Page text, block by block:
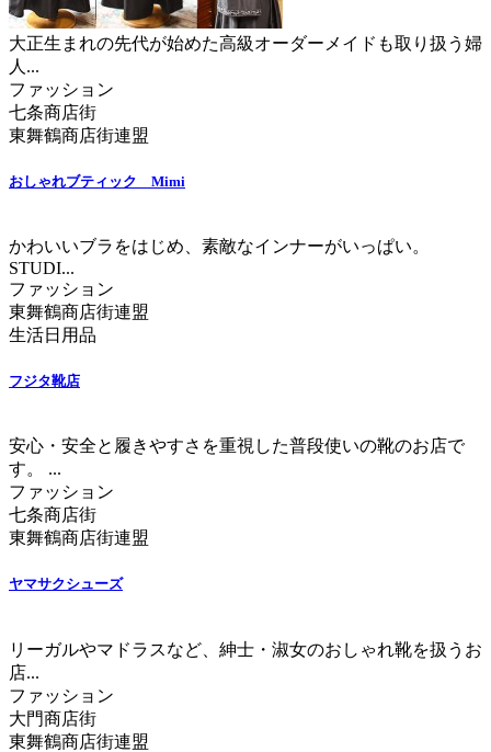
大正生まれの先代が始めた高級オーダーメイドも取り扱う婦
人...
ファッション
七条商店街
東舞鶴商店街連盟
おしゃれブティック Mimi
かわいいブラをはじめ、素敵なインナーがいっぱい。
STUDI...
ファッション
東舞鶴商店街連盟
生活日用品
フジタ靴店
安心・安全と履きやすさを重視した普段使いの靴のお店で
す。 ...
ファッション
七条商店街
東舞鶴商店街連盟
ヤマサクシューズ
リーガルやマドラスなど、紳士・淑女のおしゃれ靴を扱うお
店...
ファッション
大門商店街
東舞鶴商店街連盟